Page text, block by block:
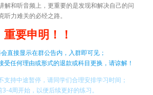
解和听音频上，更重要的是发现和解决自己的问
力难关的必经之路。
重要申明！！
直接显示在群公告内，入群即可见；
受任何理由或形式的退款或科目更换，请谅解！
支持中途暂停，请同学们合理安排学习时间；
4周开始，以便后续更好的练习。